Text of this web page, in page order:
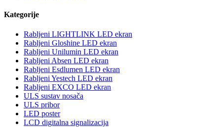
Kategorije
Rabljeni LIGHTLINK LED ekran
Rabljeni Gloshine LED ekran
Rabljeni Unilumin LED ekran
Rabljeni Absen LED ekran
Rabljeni Esdlumen LED ekran
Rabljeni Yestech LED ekran
Rabljeni EXCO LED ekran
ULS sustav nosača
ULS pribor
LED poster
LCD digitalna signalizacija